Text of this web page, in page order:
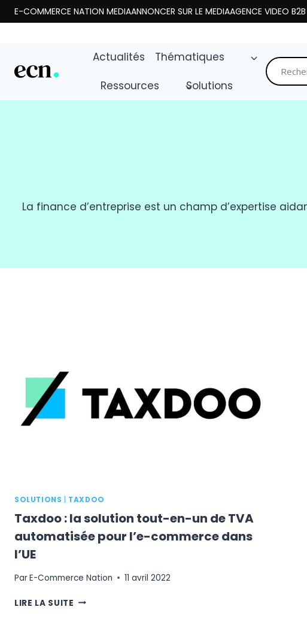
Aller
au
E-COMMERCE NATION MEDIAANNONCER SUR LE MEDIAAGENCE VIDEO B2B
Actualités
Thématiques
Ressources
Solutions
La finance d’entreprise est un champ d’expertise
SOLUTIONS TAXDOO
Taxdoo : la solution tout-en-un de TVA
automatisée pour l’e-commerce dans
l’UE
ParE-Commerce Nation 11 avril 2022
LIRE LA SUITE TAXDOO